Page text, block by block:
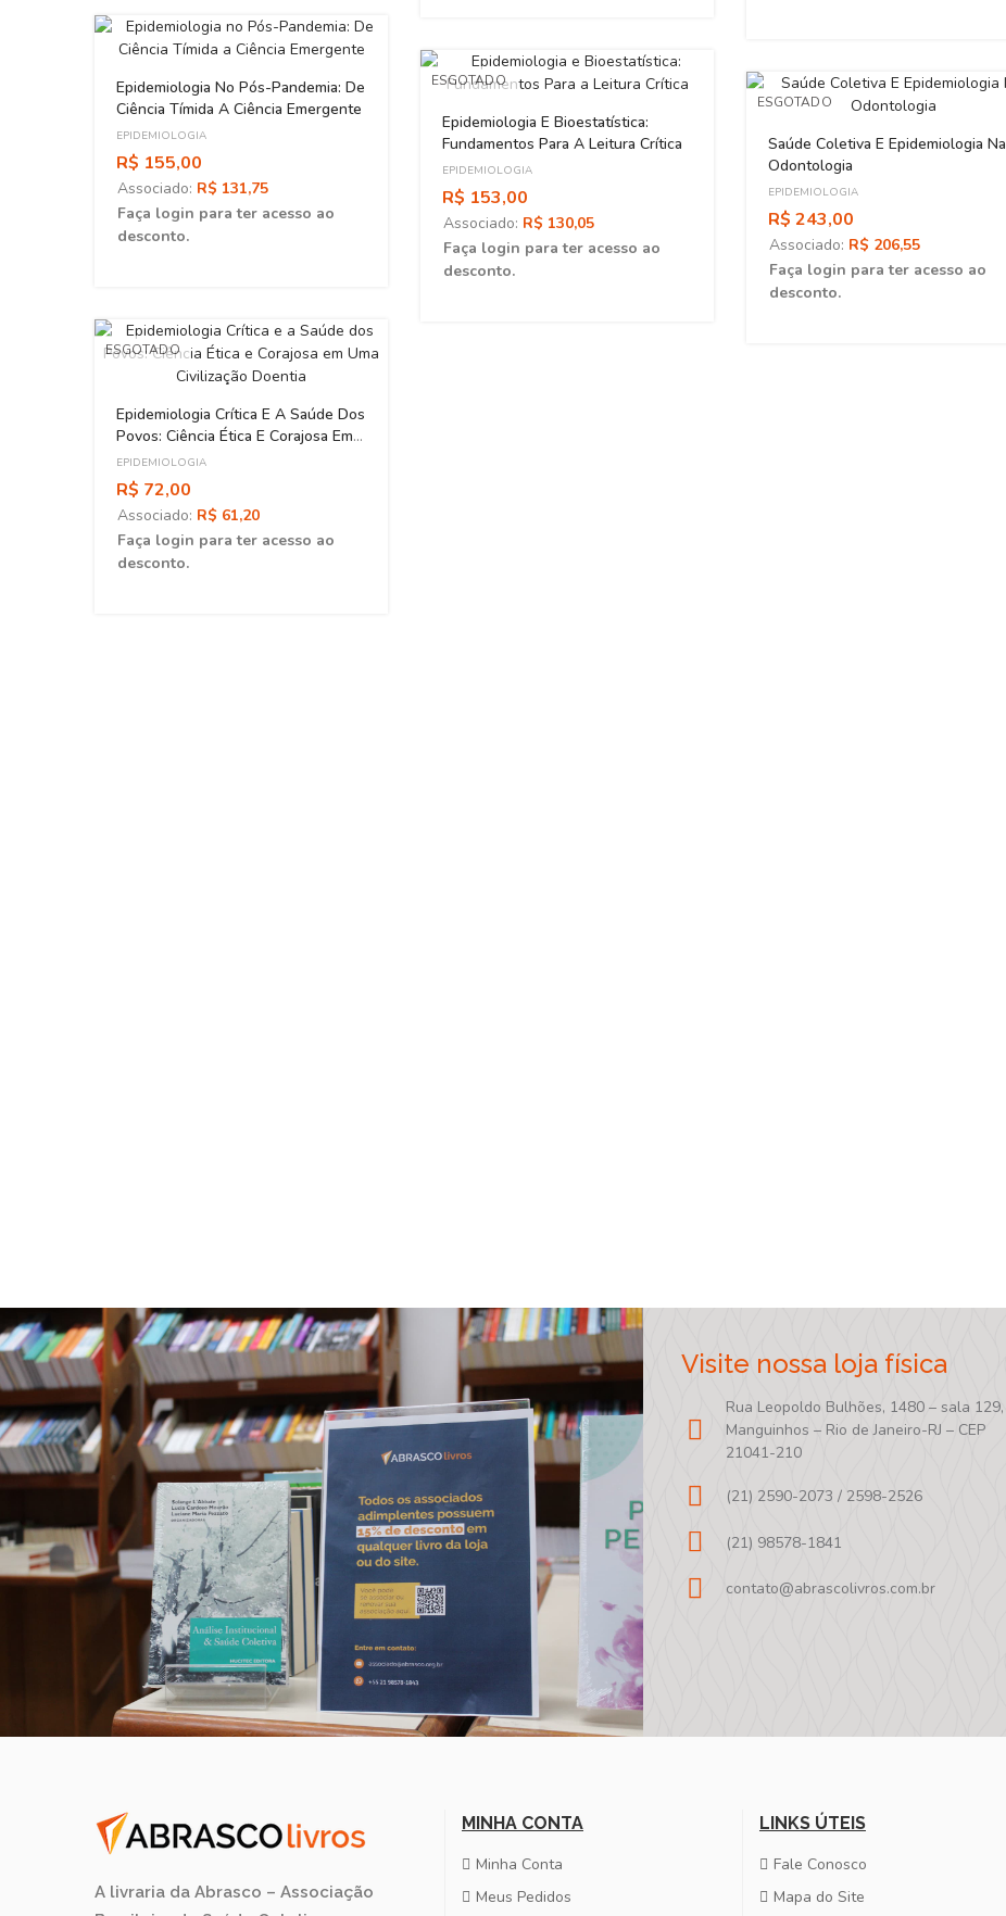
Epidemiologia No Pós-Pandemia: De
Ciência Tímida A Ciência Emergente
EPIDEMIOLOGIA
R$ 155,00
Associado: R$ 131,75
Faça login para ter acesso ao
desconto.
ESGOTADO
Epidemiologia Crítica E A Saúde Dos
Povos: Ciência Ética E Corajosa Em
Uma Civilização Doentia
EPIDEMIOLOGIA
R$ 72,00
Associado: R$ 61,20
Faça login para ter acesso ao
desconto.
ESGOTADO
Epidemiologia E Bioestatística:
Fundamentos Para A Leitura Crítica
EPIDEMIOLOGIA
R$ 153,00
Associado: R$ 130,05
Faça login para ter acesso ao
desconto.
ESGOTADO
Saúde Coletiva E Epidemiologia Na
Odontologia
EPIDEMIOLOGIA
R$ 243,00
Associado: R$ 206,55
Faça login para ter acesso ao
desconto.
Visite nossa loja física
Rua Leopoldo Bulhões, 1480 – sala 129,
Manguinhos – Rio de Janeiro-RJ – CEP
21041-210
(21) 2590-2073 / 2598-2526
(21) 98578-1841
contato@abrascolivros.com.br
A livraria da Abrasco – Associação
MINHA CONTA
Minha Conta
Meus Pedidos
LINKS ÚTEIS
Fale Conosco
Mapa do Site